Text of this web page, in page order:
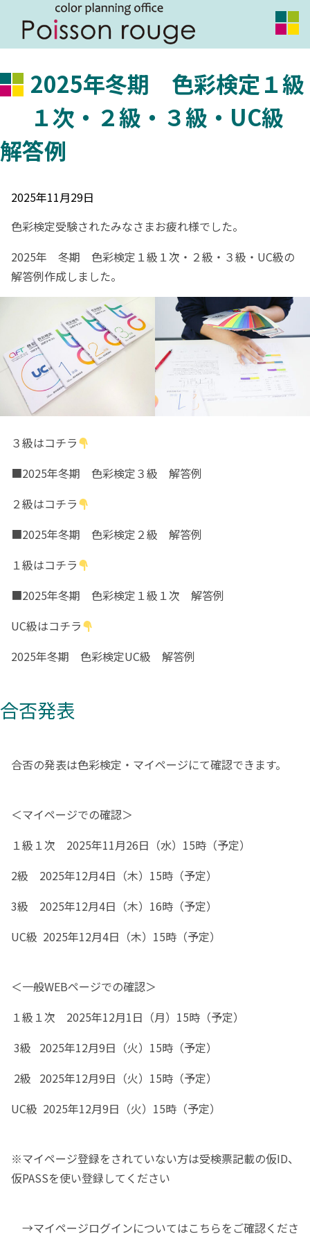
2025年冬期 色彩検定１級
１次・２級・３級・UC級
解答例
2025年11月29日
色彩検定受験されたみなさまお疲れ様でした。
2025年 冬期 色彩検定１級１次・２級・３級・UC級の
解答例作成しました。
３級はコチラ
■2025年冬期 色彩検定３級 解答例
２級はコチラ
■2025年冬期 色彩検定２級 解答例
１級はコチラ
■2025年冬期 色彩検定１級１次 解答例
UC級はコチラ
2025年冬期 色彩検定UC級 解答例
合否発表
合否の発表は色彩検定・マイページにて確認できます。
＜マイページでの確認＞
１級１次 2025年11月26日（水）15時（予定）
2級 2025年12月4日（木）15時（予定）
3級 2025年12月4日（木）16時（予定）
UC級 2025年12月4日（木）15時（予定）
＜一般WEBページでの確認＞
１級１次 2025年12月1日（月）15時（予定）
3級 2025年12月9日（火）15時（予定）
2級 2025年12月9日（火）15時（予定）
UC級 2025年12月9日（火）15時（予定）
※マイページ登録をされていない方は受検票記載の仮ID、
仮PASSを使い登録してください
→マイページログインについてはこちらをご確認くださ